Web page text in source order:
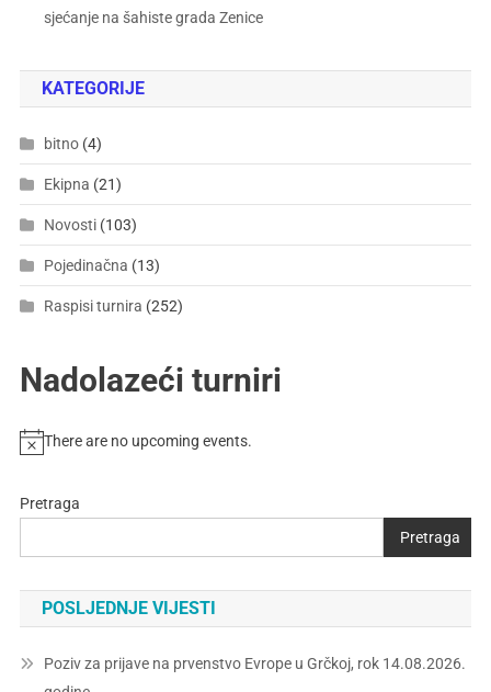
sjećanje na šahiste grada Zenice
KATEGORIJE
bitno(4)
Ekipna (21)
Novosti(103)
Pojedinačna (13)
Raspisi turnira (252)
Nadolazeći turniri
There are no upcoming events.
Pretraga
Pretraga
POSLJEDNJE VIJESTI
Poziv za prijave na prvenstvo Evrope u Grčkoj, rok 14.08.2026.